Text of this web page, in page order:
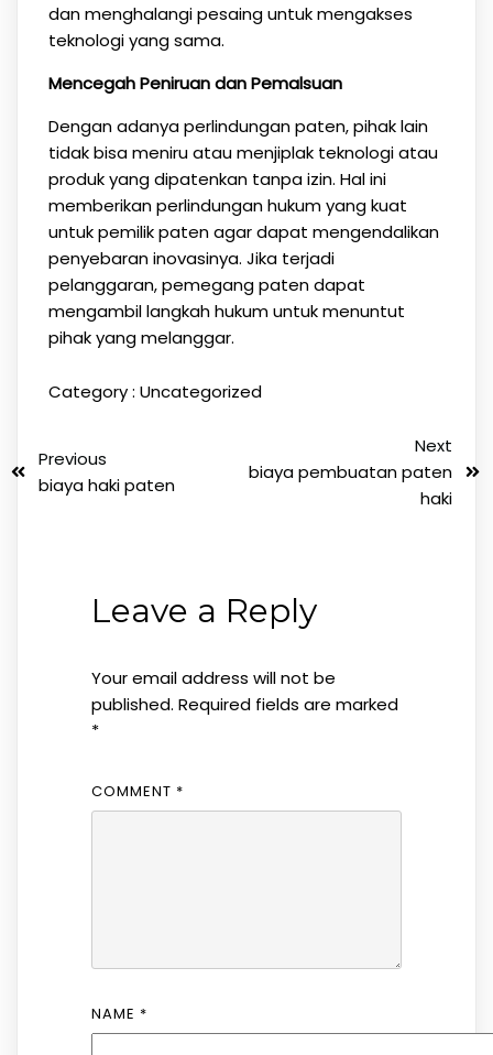
dan menghalangi pesaing untuk mengakses
teknologi yang sama.
Mencegah Peniruan dan Pemalsuan
Dengan adanya perlindungan paten, pihak lain
tidak bisa meniru atau menjiplak teknologi atau
produk yang dipatenkan tanpa izin. Hal ini
memberikan perlindungan hukum yang kuat
untuk pemilik paten agar dapat mengendalikan
penyebaran inovasinya. Jika terjadi
pelanggaran, pemegang paten dapat
mengambil langkah hukum untuk menuntut
pihak yang melanggar.
Category : Uncategorized
Previous
biaya haki paten
Next
biaya pembuatan paten
haki
Leave a Reply
Your email address will not be
published. Required fields are marked
*
COMMENT *
NAME *